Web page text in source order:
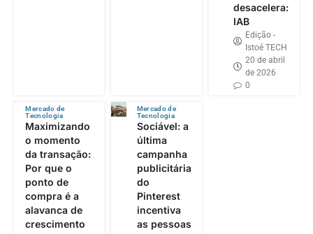
desacelera:
IAB
Edição -
Istoé TECH
20 de abril
de 2026
0
Mercado de
Tecnologia
Maximizando
o momento
da transação:
Por que o
ponto de
compra é a
alavanca de
crescimento
Mercado de
Tecnologia
Sociável: a
última
campanha
publicitária
do
Pinterest
incentiva
as pessoas